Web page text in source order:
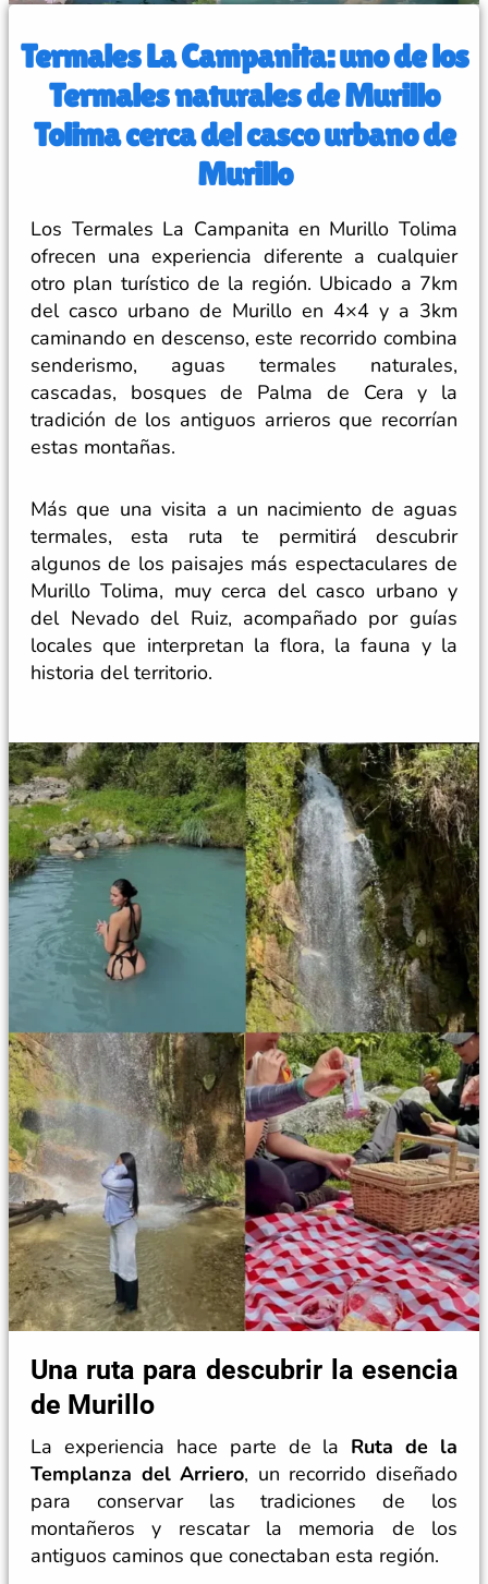
Termales La Campanita: uno de los
Termales naturales de Murillo
Tolima cerca del casco urbano de
Murillo
Los Termales La Campanita en Murillo Tolima
ofrecen una experiencia diferente a cualquier
otro plan turístico de la región. Ubicado a 7km
del casco urbano de Murillo en 4×4 y a 3km
caminando en descenso, este recorrido combina
senderismo, aguas termales naturales,
cascadas, bosques de Palma de Cera y la
tradición de los antiguos arrieros que recorrían
estas montañas.
Más que una visita a un nacimiento de aguas
termales, esta ruta te permitirá descubrir
algunos de los paisajes más espectaculares de
Murillo Tolima, muy cerca del casco urbano y
del Nevado del Ruiz, acompañado por guías
locales que interpretan la flora, la fauna y la
historia del territorio.
Una ruta para descubrir la esencia
de Murillo
La experiencia hace parte de la Ruta de la
Templanza del Arriero, un recorrido diseñado
para conservar las tradiciones de los
montañeros y rescatar la memoria de los
antiguos caminos que conectaban esta región.